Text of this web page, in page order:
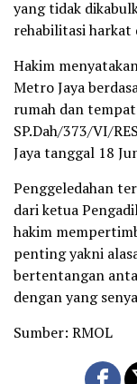
yang tidak
rehabilitasi harkat
Hakim
Metro Jaya
rumah dan
SP.Dah/373/VI/
Jaya tanggal 18
Penggeledahan
dari ketua
hakim
penting yakni
bertentangan
dengan yang
Sumber: RMOL